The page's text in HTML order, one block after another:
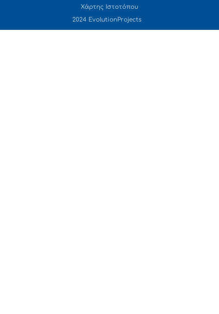
Χάρτης Ιστοτόπου
2024 EvolutionProjects